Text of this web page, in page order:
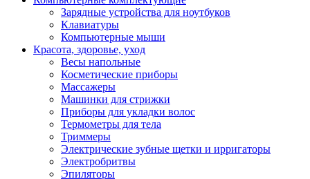
Зарядные устройства для ноутбуков
Клавиатуры
Компьютерные мыши
Красота, здоровье, уход
Весы напольные
Косметические приборы
Массажеры
Машинки для стрижки
Приборы для укладки волос
Термометры для тела
Триммеры
Электрические зубные щетки и ирригаторы
Электробритвы
Эпиляторы